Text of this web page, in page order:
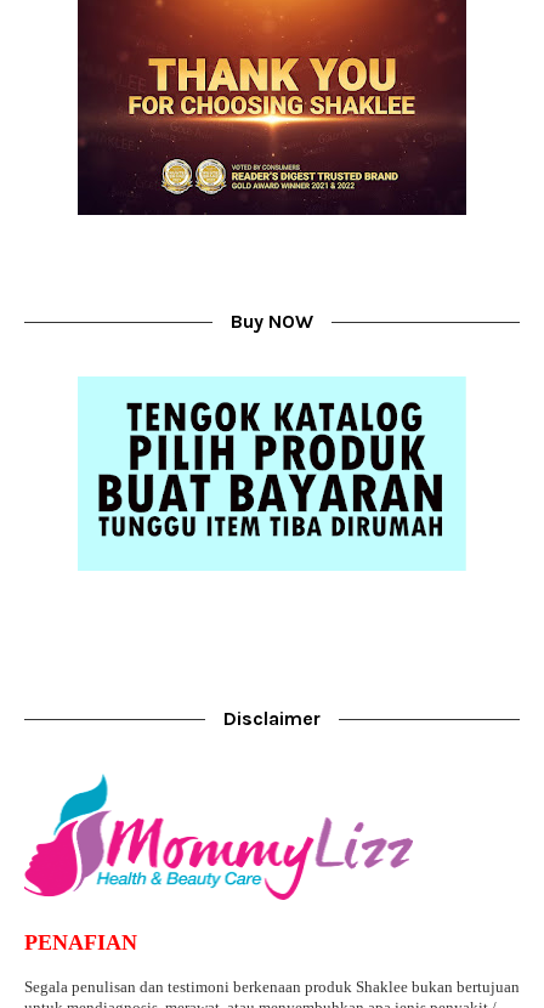
Buy NOW
Disclaimer
PENAFIAN
Segala penulisan dan testimoni berkenaan produk Shaklee bukan bertujuan